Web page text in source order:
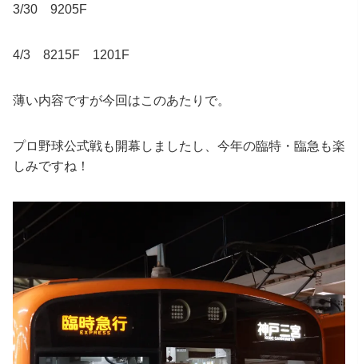
3/30 9205F
4/3 8215F 1201F
薄い内容ですが今回はこのあたりで。
プロ野球公式戦も開幕しましたし、今年の臨特・臨急も楽
しみですね！